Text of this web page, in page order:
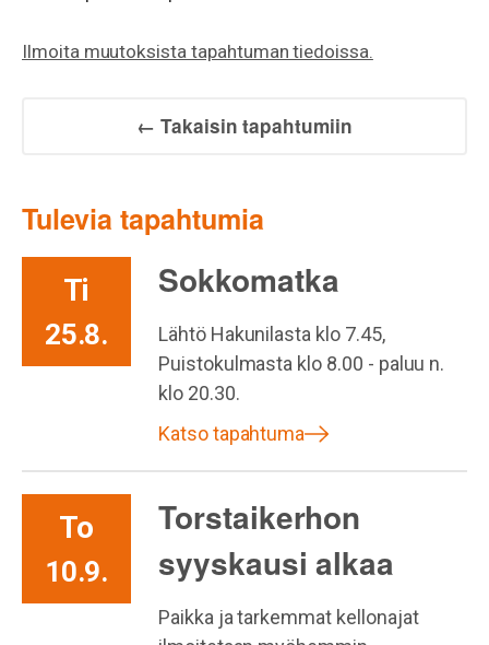
Ilmoita muutoksista tapahtuman tiedoissa.
← Takaisin tapahtumiin
Tulevia tapahtumia
Ti
25.8.
Sokkomatka
Lähtö Hakunilasta klo 7.45,
Puistokulmasta klo 8.00 - paluu n.
klo 20.30.
Katso tapahtuma
To
10.9.
Torstaikerhon
syyskausi alkaa
Paikka ja tarkemmat kellonajat